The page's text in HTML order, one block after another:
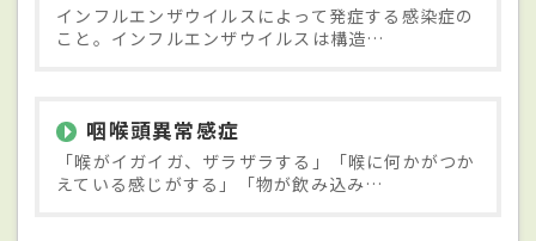
インフルエンザウイルスによって発症する感染症の
こと。インフルエンザウイルスは構造…
咽喉頭異常感症
「喉がイガイガ、ザラザラする」「喉に何かがつか
えている感じがする」「物が飲み込み…